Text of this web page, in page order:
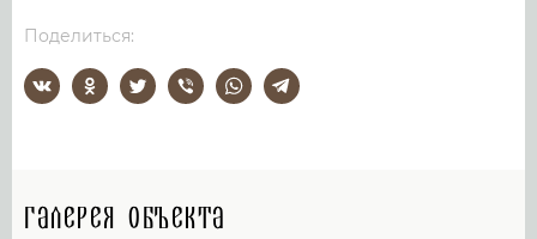
Поделиться:
Галерея объекта